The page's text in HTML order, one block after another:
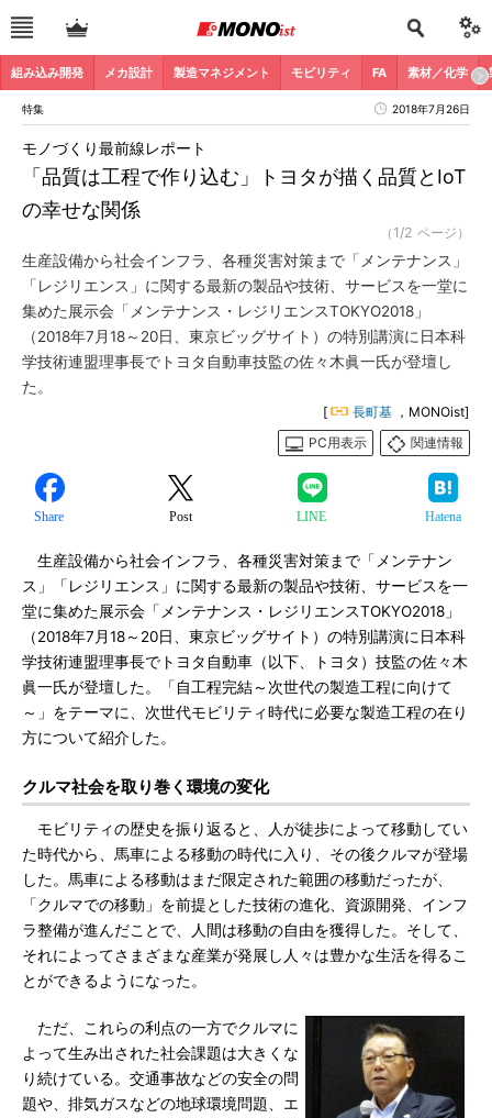
組み込み開発 メカ設計 製造マネジメント モビリティ FA 素材／化学
特集 2018年7月26日
「品質は工程で作り込む」トヨタが描く品質とIoT
の幸せな関係
モノづくり最前線レポート
（1/2 ページ）
生産設備から社会インフラ、各種災害対策まで「メンテナンス」
「レジリエンス」に関する最新の製品や技術、サービスを一堂に
集めた展示会「メンテナンス・レジリエンスTOKYO2018」
（2018年7月18～20日、東京ビッグサイト）の特別講演に日本科
学技術連盟理事長でトヨタ自動車技監の佐々木眞一氏が登壇し
た。
[ 長町基 ，MONOist]
PC用表示
関連情報
Share Post LINE Hatena
生産設備から社会インフラ、各種災害対策まで「メンテナン
ス」「レジリエンス」に関する最新の製品や技術、サービスを一
堂に集めた展示会「メンテナンス・レジリエンスTOKYO2018」
（2018年7月18～20日、東京ビッグサイト）の特別講演に日本科
学技術連盟理事長でトヨタ自動車（以下、トヨタ）技監の佐々木
眞一氏が登壇した。「自工程完結～次世代の製造工程に向けて
～」をテーマに、次世代モビリティ時代に必要な製造工程の在り
方について紹介した。
クルマ社会を取り巻く環境の変化
モビリティの歴史を振り返ると、人が徒歩によって移動してい
た時代から、馬車による移動の時代に入り、その後クルマが登場
した。馬車による移動はまだ限定された範囲の移動だったが、
「クルマでの移動」を前提とした技術の進化、資源開発、インフ
ラ整備が進んだことで、人間は移動の自由を獲得した。そして、
それによってさまざまな産業が発展し人々は豊かな生活を得るこ
とができるようになった。
ただ、これらの利点の一方でクルマに
よって生み出された社会課題は大きくな
り続けている。交通事故などの安全の問
題や、排気ガスなどの地球環境問題、エ